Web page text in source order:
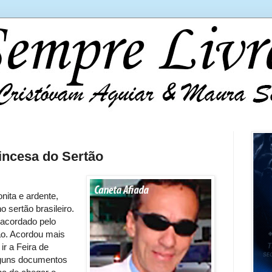
do Sertão
e ardente,
sertão brasileiro.
pelo
Acordou mais
a Feira de
documentos